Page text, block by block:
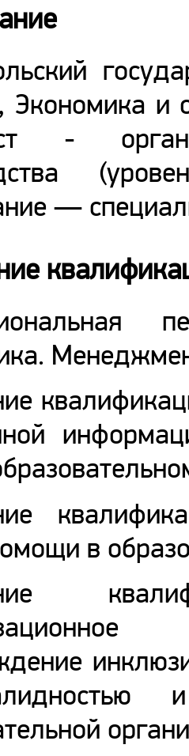
Экономика и
-
—
в